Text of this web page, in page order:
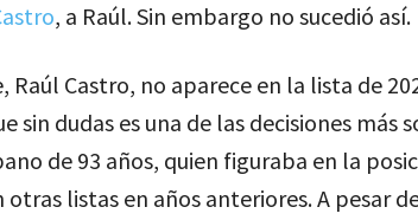
, a Raúl. Sin embargo no sucedió así.
Raúl Castro, no aparece en la lista de
sin dudas es una de las decisiones más
de 93 años, quien figuraba en la
otras listas en años anteriores. A pesar